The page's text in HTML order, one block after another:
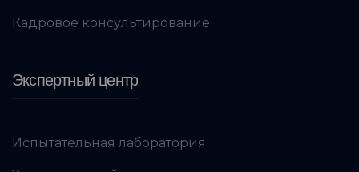
Кадровое консультирование
Экспертный центр
Испытательная лаборатория